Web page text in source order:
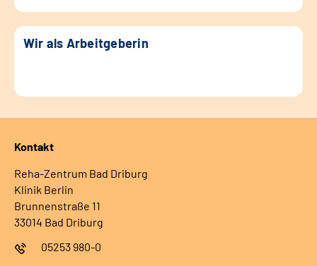
Wir als Arbeitgeberin
Kontakt
Reha-Zentrum Bad Driburg
Klinik Berlin
Brunnenstraße 11
33014 Bad Driburg
05253 980-0